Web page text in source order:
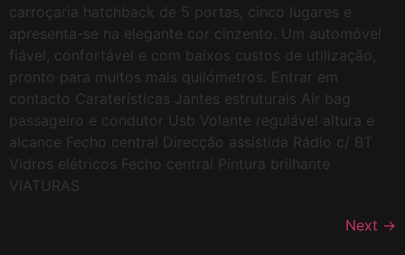
carroçaria hatchback de 5 portas, cinco lugares e
apresenta-se na elegante cor cinzento. Um automóvel
fiável, confortável e com baixos custos de utilização,
pronto para muitos mais quilómetros. Entrar em
contacto Caraterísticas Jantes estruturais Air bag
passageiro e condutor Usb Volante regulável altura e
alcance Fecho central Direcção assistida Rádio c/ BT
Vidros elétricos Fecho central Pintura brilhante
VIATURAS
Next →